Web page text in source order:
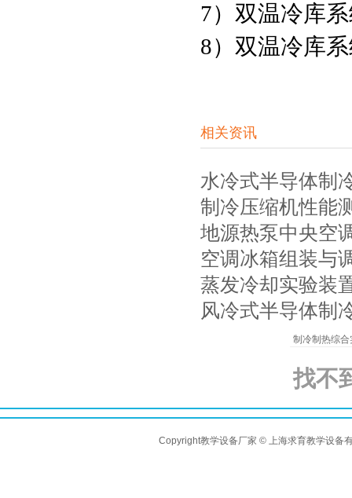
7）双温冷库
8）双温冷库
相关资讯
水冷式半导体制
制冷压缩机性能
地源热泵中央空
空调冰箱组装与
蒸发冷却实验装
风冷式半导体制
制冷制热综
找不
Copyright教学设备厂家 © 上海求育教学设备